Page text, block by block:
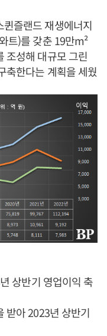
즐랜드 재생에너지
트)를 갖춘 19만m²
조성해 대규모 그린
축한다는 계획을 세웠
상반기 영업이익 축
받아 2023년 상반기